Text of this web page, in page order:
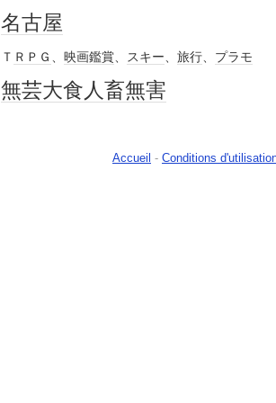
名古屋
Ｔ ＲＰＧ 、 映画鑑賞、 スキー、 旅行、 プラモ
無芸大食人畜無害
Accueil - Conditions